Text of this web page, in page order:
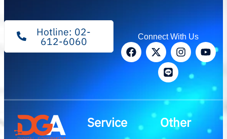
Hotline: 02-
612-6060 Connect With Us
Service Other